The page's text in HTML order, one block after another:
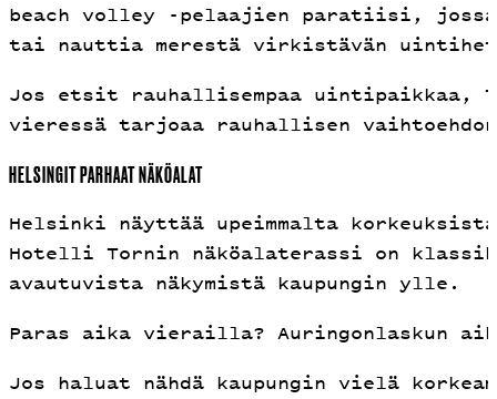
beach volley -pelaajien paratiisi,
tai nauttia merestä virkistävän
Jos etsit rauhallisempaa uintipaikkaa,
vieressä tarjoaa rauhallisen vaihtoehdon
HELSINGIT PARHAAT NÄKÖALAT
Helsinki näyttää upeimmalta
Hotelli Tornin näköalaterassi on
avautuvista näkymistä kaupungin ylle.
Paras aika vierailla? Auringonlaskun
Jos haluat nähdä kaupungin vielä